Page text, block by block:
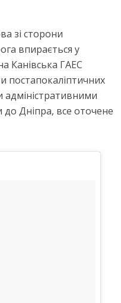
зі сторони
впирається у
Канівська ГАЕС
постапокаліптичних
до Дніпра, все оточене